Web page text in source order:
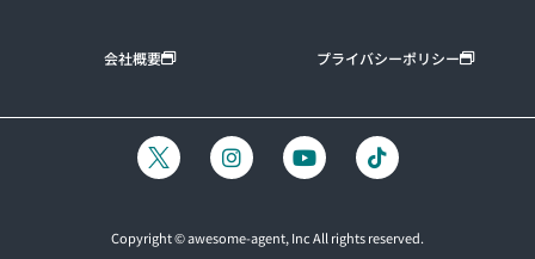
会社概要 プライバシーポリシー
Copyright © awesome-agent, Inc All rights reserved.